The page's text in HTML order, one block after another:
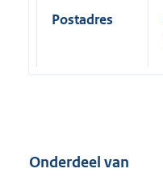
Postadres
Onderdeel van